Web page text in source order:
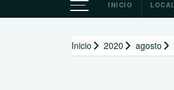
INICIO LOCAL
Inicio 2020 agosto